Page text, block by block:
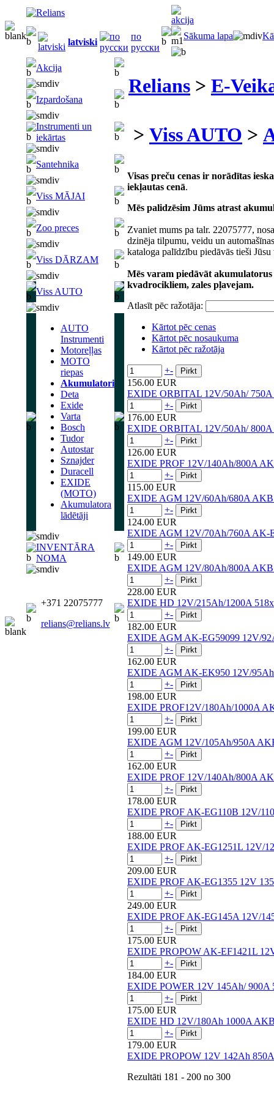
latviski
по
русски
Sākuma lapa
Akcija
Izpardošana
Instrumenti un
iekārtas
Santehnika
Viss MĀJAI
Zoo preces
Viss DĀRZAM
Viss AUTO
AUTO
Instrumenti
Motoreļļas
MOTO
riepas
Akumulatori
Deta
Exide
Varta
Bosch
Tudor
Autostar
Sznajder
Duracell
EXIDE
(MOTO)
Akumulatora
lādētāji
INVENTĀRA
NOMA
+371 22075777
relians@relians.lv
Relians > E-
> Viss AUTO >
Visas preču cenas ir norādītas
iekļautas cenā.
Mēs palidzēsim Jūms atrast
Zvaniet mums pa talr. 22075777,
dzinēja tilpumu, veidu un
kataloga palīdzību piedāvās tieši
Mēs varam piedāvāt
kvadrocikliem, zales pļavejam.
Atlasīt pēc ražotāja:
Kārtot pēc cenas
Kārtot pēc nosaukuma
Kārtot pēc ražotāja
+-
156.00 EUR
EXIDE ORBITAL 12V/50Ah/
+-
176.00 EUR
EXIDE ORBITAL 12V/50Ah/
+-
126.00 EUR
EXIDE PROF 12V/140Ah/800A
+-
115.00 EUR
EXIDE AGM 12V/60Ah/680A
+-
124.00 EUR
EXIDE AGM 12V/70Ah/760A AK-
+-
149.00 EUR
EXIDE AGM 12V/80Ah/800A
+-
228.00 EUR
EXIDE HD 12V/215Ah/1200A
+-
182.00 EUR
EXIDE AGM AK-EG59099 12V/
+-
162.00 EUR
EXIDE AGM AK-EK950 12V/
+-
198.00 EUR
EXIDE PROF12V/180Ah/1000A
+-
199.00 EUR
EXIDE AGM 12V/105Ah/950A
+-
162.00 EUR
EXIDE PROF 12V/140Ah/800A
+-
178.00 EUR
EXIDE PROF AK-EG110B 12V/
+-
188.00 EUR
EXIDE PROF AK-EG1251L 12V/
+-
209.00 EUR
EXIDE PROF AK-EG1355 12V
+-
249.00 EUR
EXIDE PROF AK-EG145A 12V/
+-
175.00 EUR
EXIDE PROPOW AK-EF1421L
+-
184.00 EUR
EXIDE POWER 12V 145Ah/ 900A
+-
175.00 EUR
EXIDE HD 12V/180Ah 1000A
+-
179.00 EUR
EXIDE PROPOW 12V 142Ah
Rezultāti 181 - 200 no 300